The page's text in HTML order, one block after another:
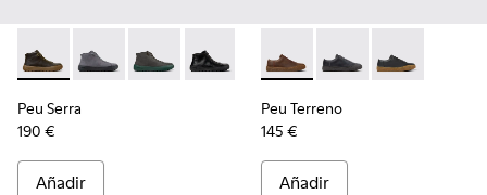
Peu Serra - K300541-004 - Botines de piel regenerativa
Peu Serra - K300541-005
Peu Serra - K300541-003
Peu Serra - K300541-001 - Botines
Peu Serra
190 €
Añadir
Peu Terreno - K100927-013
Peu Terreno -Peu Terreno -
Peu Terreno
145 €
Añadir